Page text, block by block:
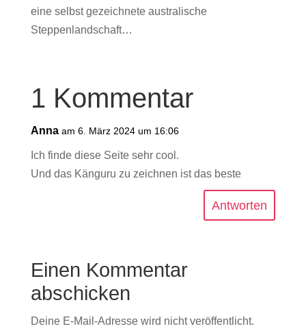
eine selbst gezeichnete australische
Steppenlandschaft…
1 Kommentar
Anna am 6. März 2024 um 16:06
Ich finde diese Seite sehr cool.
Und das Känguru zu zeichnen ist das beste
Antworten
Einen Kommentar
abschicken
Deine E-Mail-Adresse wird nicht veröffentlicht.